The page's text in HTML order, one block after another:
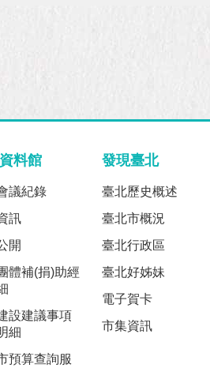
料館
議紀錄
訊
開
體補(捐)助經
設建議事項
細
預算查詢服
發現臺北
臺北歷史概述
臺北市概況
臺北行政區
臺北好姊妹
電子賀卡
市集資訊